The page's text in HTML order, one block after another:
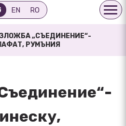
EN RO
„СЪЕДИНЕНИЕ“-
РУМЪНИЯ